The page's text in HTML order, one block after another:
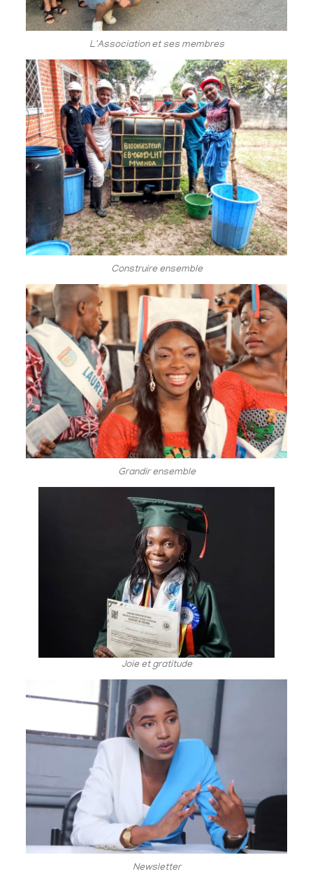
L'Association et ses membres
Construire ensemble
Grandir ensemble
Joie et gratitude
Newsletter